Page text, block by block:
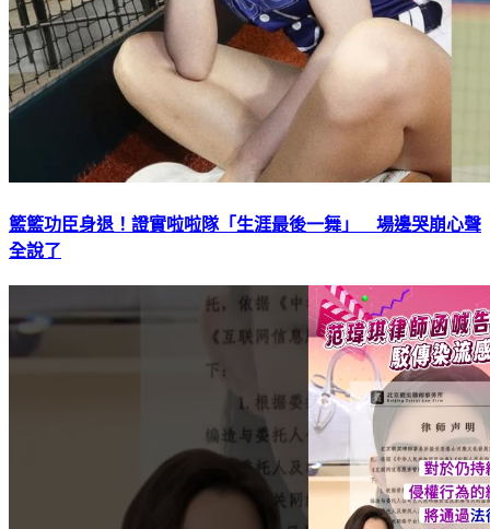
籃籃功臣身退！證實啦啦隊「生涯最後一舞」 場邊哭崩心聲
全說了